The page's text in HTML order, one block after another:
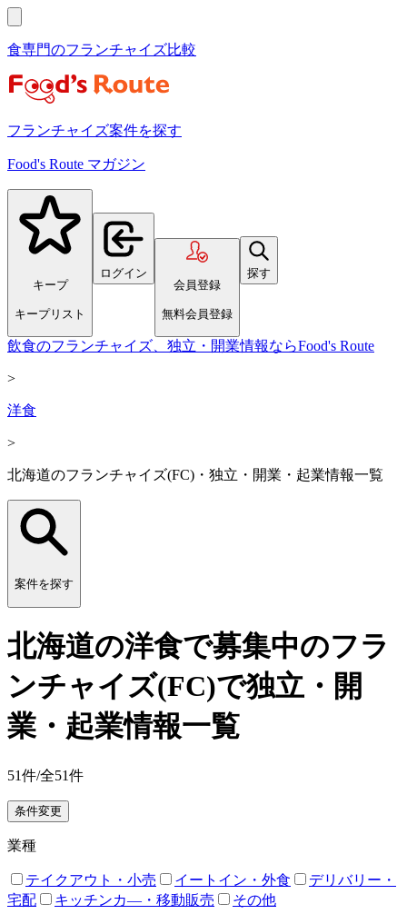
食専門のフランチャイズ比較
フランチャイズ案件を探す
Food's Route マガジン
キープ
キープリスト
ログイン
会員登録
無料会員登録
探す
飲食のフランチャイズ、独立・開業情報ならFood's Route
>
洋食
>
北海道のフランチャイズ(FC)・独立・開業・起業情報一覧
案件を探す
北海道の洋食で募集中のフラ
ンチャイズ(FC)で独立・開
業・起業情報一覧
51件/全51件
条件変更
業種
テイクアウト・小売 イートイン・外食
デリバリー・
宅配
キッチンカ―・移動販売 その他